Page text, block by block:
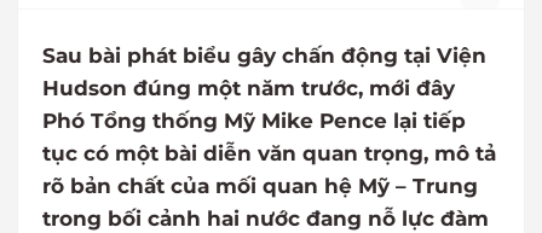
Sau bài phát biểu gây chấn động tại Viện
Hudson đúng một năm trước, mới đây
Phó Tổng thống Mỹ Mike Pence lại tiếp
tục có một bài diễn văn quan trọng, mô tả
rõ bản chất của mối quan hệ Mỹ – Trung
trong bối cảnh hai nước đang nỗ lực đàm